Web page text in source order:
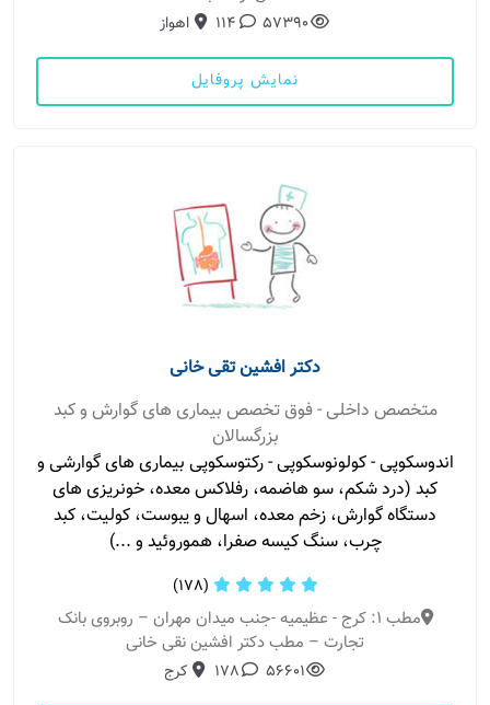
57390
114 اهواز
نمایش پروفایل
دکتر افشین تقی خانی
متخصص داخلی - فوق تخصص بیماری های گوارش و کبد
بزرگسالان
اندوسکوپی - کولونوسکوپی - رکتوسکوپی بیماری های گوارشی و
کبد (درد شکم، سو هاضمه، رفلاکس معده، خونریزی های
دستگاه گوارش، زخم معده، اسهال و یبوست، کولیت، کبد
چرب، سنگ کیسه صفرا، هموروئید و ...)
(178)
مطب 1: کرج - عظیمیه -جنب میدان مهران – روبروی بانک
تجارت – مطب دکتر افشین نقی خانی
56601
178 کرج